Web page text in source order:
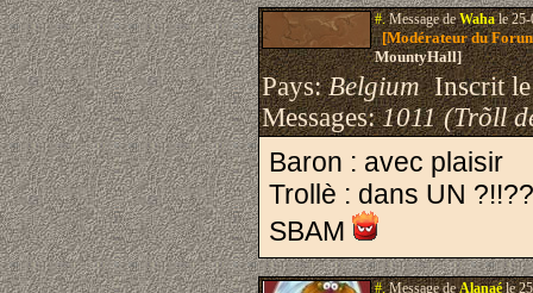
#.Message deWahale 25-
[Modérateur du
MountyHall]
Pays:BelgiumInscrit
Messages:1011 (Trõll
Baron : avec plaisir
Trollè : dans UN
SBAM
#.Message deAlanaéle